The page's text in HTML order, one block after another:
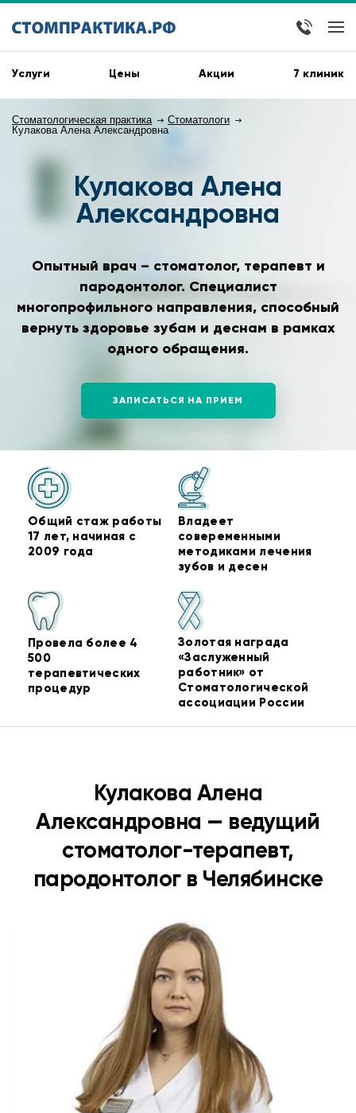
Услуги Цены Акции 7 клиник
Стоматологическая практика
Стоматологи
Кулакова Алена Александровна
Кулакова Алена
Александровна
Опытный врач – стоматолог, терапевт и
пародонтолог. Специалист
многопрофильного направления, способный
вернуть здоровье зубам и деснам в рамках
одного обращения.
ЗАПИСАТЬСЯ НА ПРИЕМ
Общий стаж работы
17 лет, начиная с
2009 года
Владеет
совеременными
методиками лечения
зубов и десен
Провела более 4
500
терапевтических
процедур
Золотая награда
«Заслуженный
работник» от
Стоматологической
ассоциации России
Кулакова Алена
Александровна — ведущий
стоматолог-терапевт,
пародонтолог в Челябинске